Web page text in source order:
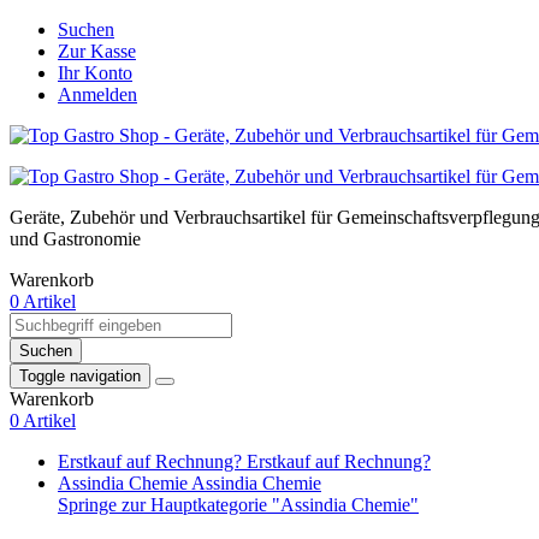
Suchen
Zur Kasse
Ihr Konto
Anmelden
Geräte, Zubehör und Verbrauchsartikel für Gemeinschaftsverpflegung
und Gastronomie
Warenkorb
0 Artikel
Suchen
Toggle navigation
Warenkorb
0 Artikel
Erstkauf auf Rechnung? Erstkauf auf Rechnung?
Assindia Chemie Assindia Chemie
Springe zur Hauptkategorie "Assindia Chemie"